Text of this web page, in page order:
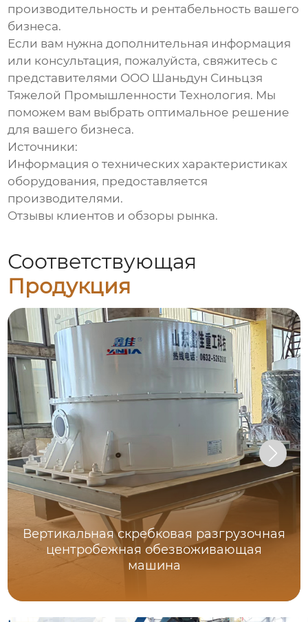
производительность и рентабельность вашего
бизнеса.
Если вам нужна дополнительная информация
или консультация, пожалуйста, свяжитесь с
представителями ООО Шаньдун Синьцзя
Тяжелой Промышленности Технология. Мы
поможем вам выбрать оптимальное решение
для вашего бизнеса.
Источники:
Информация о технических характеристиках
оборудования, предоставляется
производителями.
Отзывы клиентов и обзоры рынка.
Соответствующая
Продукция
Вертикальная скребковая разгрузочная
центробежная обезвоживающая
машина